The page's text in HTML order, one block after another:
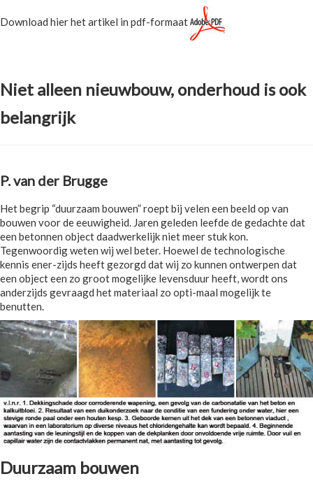
Download hier het artikel in pdf-formaat
Niet alleen nieuwbouw, onderhoud is ook
belangrijk
P. van der Brugge
Het begrip “duurzaam bouwen” roept bij velen een beeld op van
bouwen voor de eeuwigheid. Jaren geleden leefde de gedachte dat
een betonnen object daadwerkelijk niet meer stuk kon.
Tegenwoordig weten wij wel beter. Hoewel de technologische
kennis ener-zijds heeft gezorgd dat wij zo kunnen ontwerpen dat
een object een zo groot mogelijke levensduur heeft, wordt ons
anderzijds gevraagd het materiaal zo opti-maal mogelijk te
benutten.
Duurzaam bouwen